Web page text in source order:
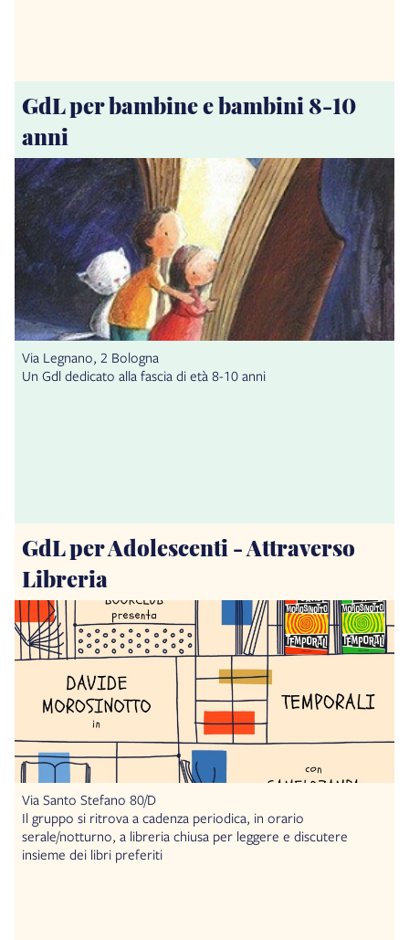
GdL per bambine e bambini 8-10
anni
Via Legnano, 2 Bologna
Un Gdl dedicato alla fascia di età 8-10 anni
GdL per Adolescenti - Attraverso
Libreria
Via Santo Stefano 80/D
Il gruppo si ritrova a cadenza periodica, in orario
serale/notturno, a libreria chiusa per leggere e discutere
insieme dei libri preferiti